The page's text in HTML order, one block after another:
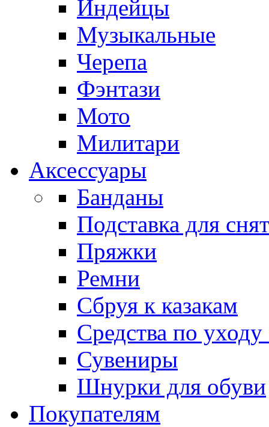
Индейцы
Музыкальные
Черепа
Фэнтази
Мото
Милитари
Аксессуары
Банданы
Подставка для
Пряжки
Ремни
Сбруя к казакам
Средства по
Сувениры
Шнурки для обуви
Покупателям